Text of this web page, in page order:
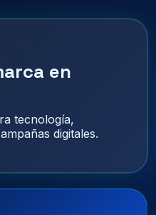
en
tecnología,
digitales.